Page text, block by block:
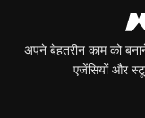
अपने बेहतरीन काम को
एजेंसियों और